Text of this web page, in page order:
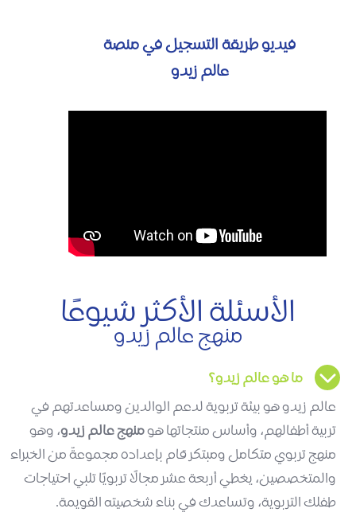
فيديو طريقة التسجيل في منصة‎
عالم زيدو
الأسئلة الأكثر شيوعًا
منهج عالم زيدو
ما هو عالم زيدو؟
عالم زيدو هو بيئة تربوية لدعم الوالدين ومساعدتهم في
تربية أطفالهم، وأساس منتجاتها هومنهج عالم زيدو، وهو
منهج تربوي متكامل ومبتكر قام بإعداده مجموعةٌ من الخبراء
والمتخصصين، يغطي أربعة عشر مجالًا تربويًا تلبي احتياجات
طفلك التربوية، وتساعدك في بناء شخصيته القويمة.